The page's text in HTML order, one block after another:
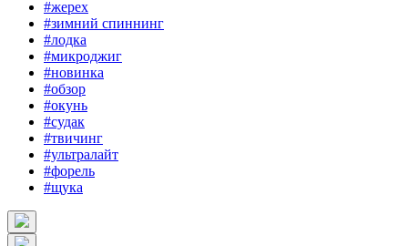
#жерех
#зимний спиннинг
#лодка
#микроджиг
#новинка
#обзор
#окунь
#судак
#твичинг
#ультралайт
#форель
#щука